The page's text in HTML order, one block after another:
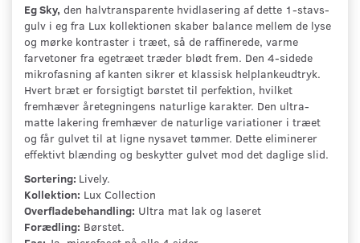
Eg Sky, den halvtransparente hvidlasering af dette 1-stavs-
gulv i eg fra Lux kollektionen skaber balance mellem de lyse
og mørke kontraster i træet, så de raffinerede, varme
farvetoner fra egetræet træder blødt frem. Den 4-sidede
mikrofasning af kanten sikrer et klassisk helplankeudtryk.
Hvert bræt er forsigtigt børstet til perfektion, hvilket
fremhæver åretegningens naturlige karakter. Den ultra-
matte lakering fremhæver de naturlige variationer i træet
og får gulvet til at ligne nysavet tømmer. Dette eliminerer
effektivt blænding og beskytter gulvet mod det daglige slid.
Sortering: Lively.
Kollektion: Lux Collection
Overfladebehandling: Ultra mat lak og laseret
Forædling: Børstet.